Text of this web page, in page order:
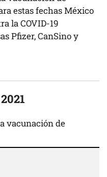
estas fechas México
la COVID-19
Pfizer, CanSino y
vacunación de